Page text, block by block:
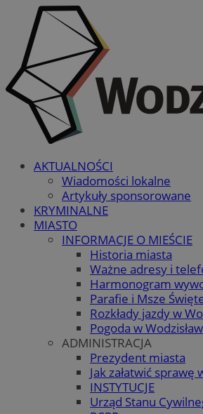
AKTUALNOŚCI
Wiadomości lokalne
Artykuły sponsorowane
KRYMINALNE
MIASTO
INFORMACJE O MIEŚCIE
Historia miasta
Ważne adresy i
Harmonogram
Parafie i Msze
Rozkłady jazdy w
Pogoda w
ADMINISTRACJA
Prezydent miasta
Jak załatwić sprawę
INSTYTUCJE
Urząd Stanu